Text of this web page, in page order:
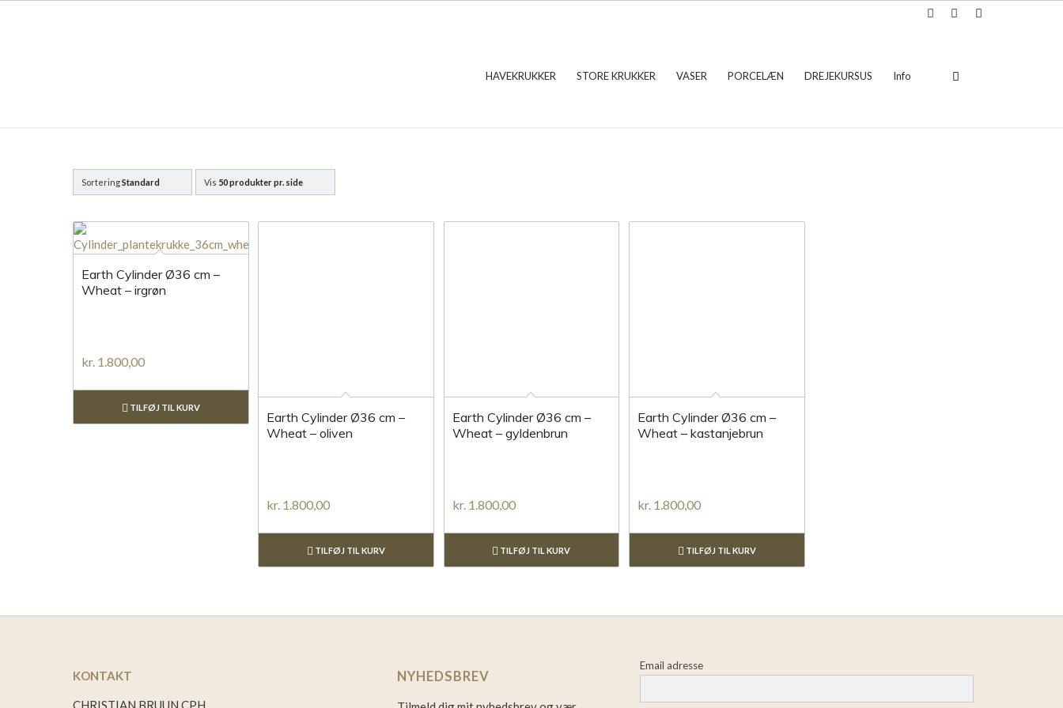
HAVEKRUKKER STORE KRUKKER VASER PORCELÆN DREJEKURSUS Info
SorteringStandard Vis 50 produkter pr. side
Earth Cylinder Ø36 cm –
Wheat – irgrøn
kr. 1.800,00
TILFØJ TIL KURV
Earth Cylinder Ø36 cm –
Wheat – oliven
kr. 1.800,00
TILFØJ TIL KURV
Earth Cylinder Ø36 cm –
Wheat – gyldenbrun
kr. 1.800,00
TILFØJ TIL KURV
Earth Cylinder Ø36 cm –
Wheat – kastanjebrun
kr. 1.800,00
TILFØJ TIL KURV
KONTAKT
CHRISTIAN BRUUN CPH
NYHEDSBREV
Email adresse